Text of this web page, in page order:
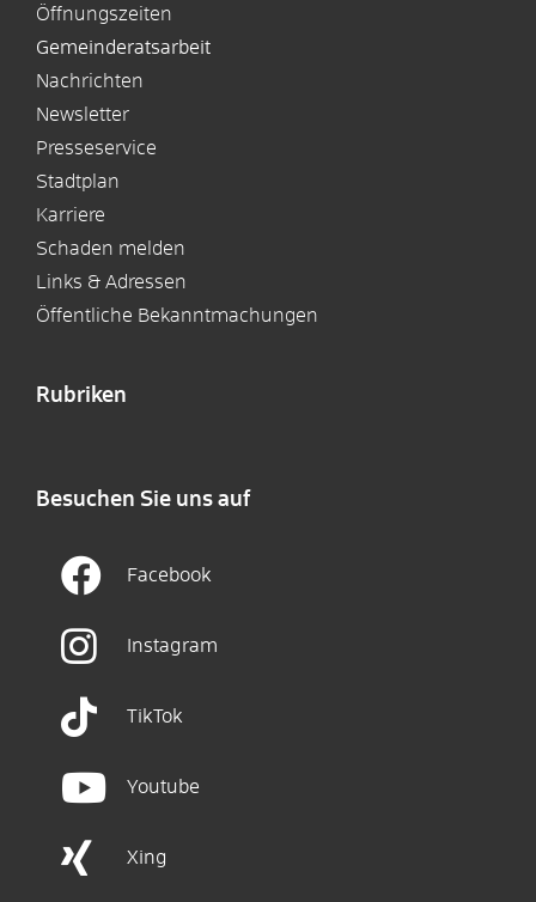
Öffnungszeiten
Gemeinderatsarbeit
Nachrichten
Newsletter
Presseservice
Stadtplan
Karriere
Schaden melden
Links & Adressen
Öffentliche Bekanntmachungen
Rubriken
Besuchen Sie uns auf
Facebook
Instagram
TikTok
Youtube
Xing